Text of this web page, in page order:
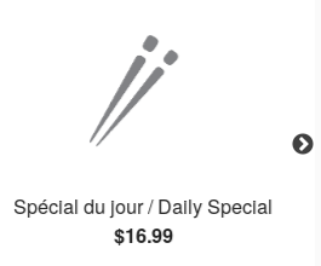
Spécial du jour / Daily Special
$16.99